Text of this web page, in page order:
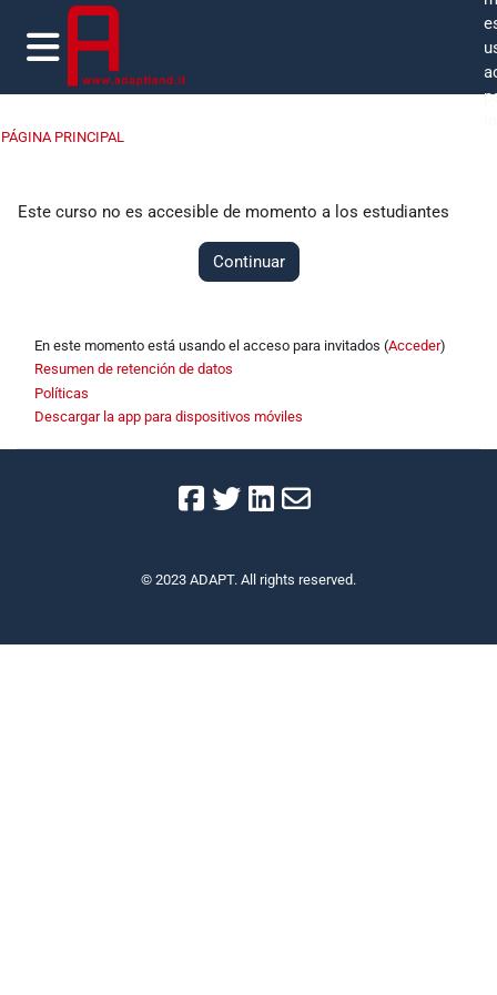
Salta al contenido principal
Panel lateral
PÁGINA PRINCIPAL
Este curso no es accesible de momento a los estudiantes
Continuar
En este momento está usando el acceso para invitados (Acceder)
Resumen de retención de datos
Políticas
Descargar la app para dispositivos móviles
© 2023 ADAPT. All rights reserved.